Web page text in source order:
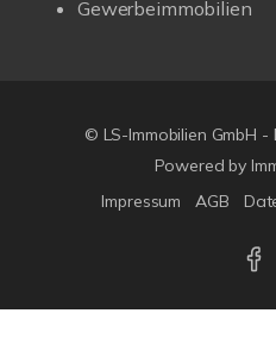
Gewerbeimmobilien
© LS-Immobilien GmbH -
Powered by
Impressum
AGB